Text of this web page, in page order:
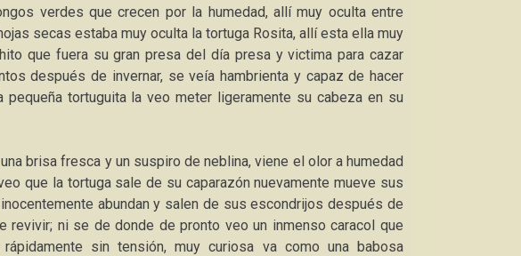
verdes que crecen por la humedad, allí muy oculta entre
secas estaba muy oculta la tortuga Rosita, allí esta ella muy
que fuera su gran presa del día presa y victima para cazar
después de invernar, se veía hambrienta y capaz de hacer
pequeña tortuguita la veo meter ligeramente su cabeza en su
brisa fresca y un suspiro de neblina, viene el olor a humedad
que la tortuga sale de su caparazón nuevamente mueve sus
abundan y salen de sus escondrijos después de
revivir; ni se de donde de pronto veo un inmenso caracol que
sin tensión, muy curiosa va como una babosa